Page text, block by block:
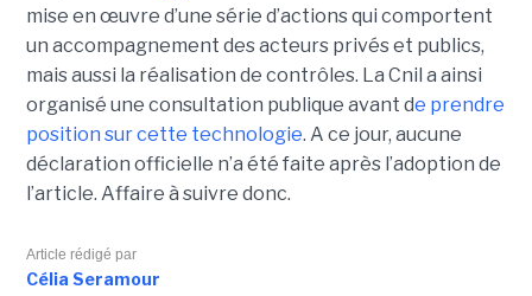
mise en œuvre d’une série d’actions qui comportent
un accompagnement des acteurs privés et publics,
mais aussi la réalisation de contrôles. La Cnil a ainsi
organisé une consultation publique avant de prendre
position sur cette technologie. A ce jour, aucune
déclaration officielle n’a été faite après l’adoption de
l’article. Affaire à suivre donc.
Article rédigé par
Célia Seramour